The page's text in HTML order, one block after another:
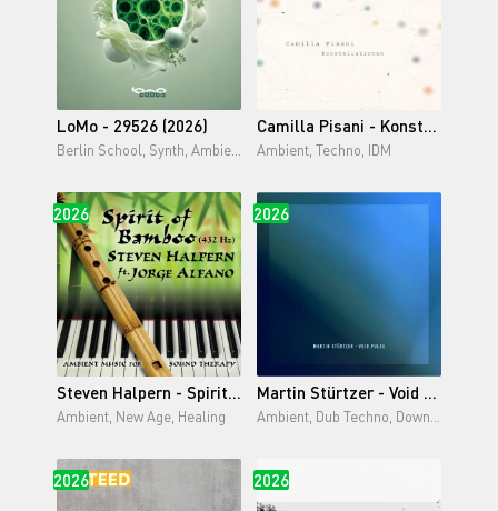
LoMo - 29526 (2026) Camilla Pisani - Konstellationen (2026)
Ambient, Techno, IDM
Steven Halpern - Spirit of Bamboo (432 Hz) (2026)
Ambient, New Age, Healing
2026
Martin Stürtzer - Void Pulse (2026)
2026
2026 2026